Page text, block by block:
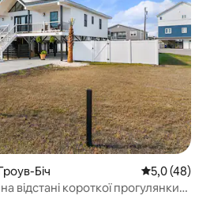
Біч Середня
5,0 (48)
відстані короткої прогулянки